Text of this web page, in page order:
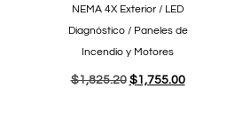
NEMA 4X Exterior / LED
Diagnóstico / Paneles de
Incendio y Motores
$1,825.20 $1,755.00